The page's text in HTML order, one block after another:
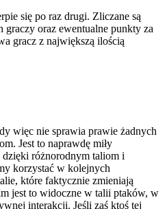
się po raz drugi. Zliczane są
oraz ewentualne punkty za
gracz z największą ilością
więc nie sprawia prawie żadnych
Jest to naprawdę miły
różnorodnym taliom i
korzystać w kolejnych
które faktycznie zmieniają
jest to widoczne w talii ptaków, w
interakcji. Jeśli zaś ktoś tej